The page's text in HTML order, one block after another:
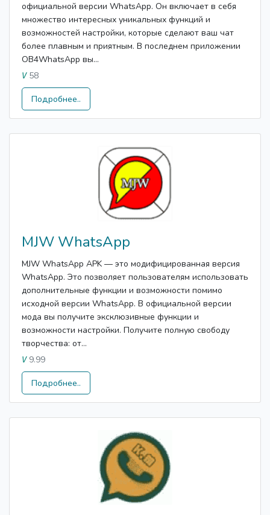
официальной версии WhatsApp. Он включает в себя
множество интересных уникальных функций и
возможностей настройки, которые сделают ваш чат
более плавным и приятным. В последнем приложении
OB4WhatsApp вы...
V58
Подробнее..
MJW WhatsApp
MJW WhatsApp APK — это модифицированная версия
WhatsApp. Это позволяет пользователям использовать
дополнительные функции и возможности помимо
исходной версии WhatsApp. В официальной версии
мода вы получите эксклюзивные функции и
возможности настройки. Получите полную свободу
творчества: от...
V9.99
Подробнее..